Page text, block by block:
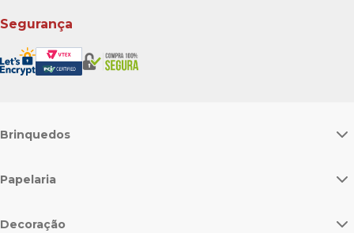
Segurança
Brinquedos
Papelaria
Decoração